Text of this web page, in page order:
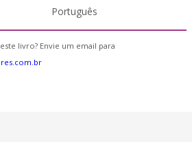
Português
livro? Envie um email para